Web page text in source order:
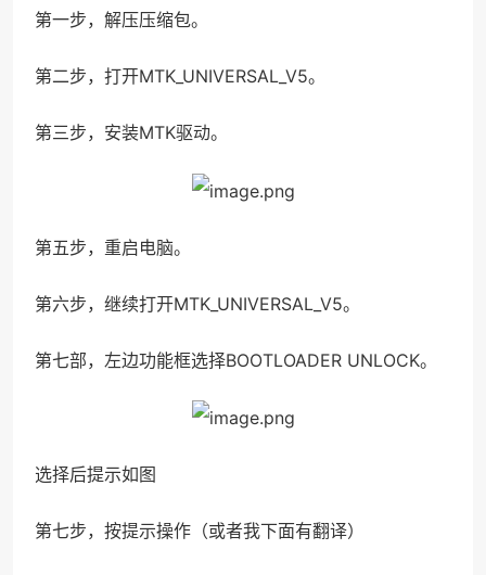
第一步，解压压缩包。
第二步，打开MTK_UNIVERSAL_V5。
第三步，安装MTK驱动。
第五步，重启电脑。
第六步，继续打开MTK_UNIVERSAL_V5。
第七部，左边功能框选择BOOTLOADER UNLOCK。
选择后提示如图
第七步，按提示操作（或者我下面有翻译）